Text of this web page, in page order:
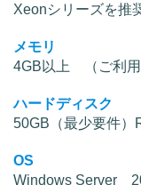
Xeonシリーズを推
メモリ
4GB以上 （ご利用
ハードディスク
50GB（最少要件
OS
Windows Server